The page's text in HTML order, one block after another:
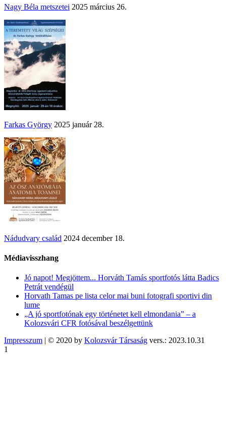
Nagy Béla metszetei 2025 március 26.
Farkas György 2025 január 28.
Nádudvary család 2024 december 18.
Médiavisszhang
Jó napot! Megjöttem... Horváth Tamás sportfotós látta Badics
Petrát vendégül
Horvath Tamas pe lista celor mai buni fotografi sportivi din
lume
„A jó sportfotónak egy történetet kell elmondania” – a
Kolozsvári CFR fotósával beszélgettünk
Impresszum | © 2020 by Kolozsvár Társaság vers.: 2023.10.31
1